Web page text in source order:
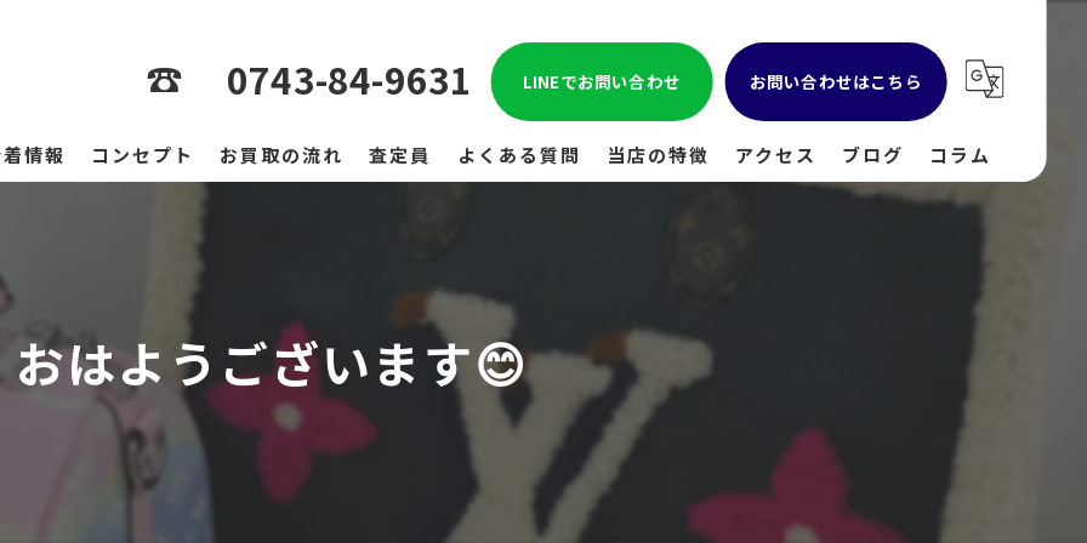
0743-84-9631 LINEでお問い合わせ お問い合わせはこちら
情報 コンセプト お買取の流れ 査定員 よくある質問 当店の特徴
ブランド
時計
出張
アクセス ブログ コラム
おはようございます😊